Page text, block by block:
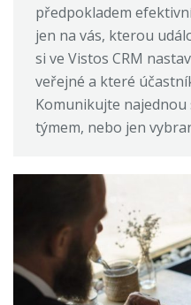
předpokladem
jen na vás, kterou
si ve Vistos CRM
veřejné a které
Komunikujte najednou
týmem, nebo jen